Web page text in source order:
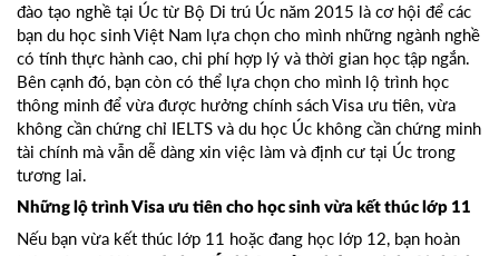
đào tạo nghề tại Úc từ Bộ Di trú Úc năm 2015 là cơ hội để các
bạn du học sinh Việt Nam lựa chọn cho mình những ngành nghề
có tính thực hành cao, chi phí hợp lý và thời gian học tập ngắn.
Bên cạnh đó, bạn còn có thể lựa chọn cho mình lộ trình học
thông minh để vừa được hưởng chính sách Visa ưu tiên, vừa
không cần chứng chỉ IELTS và du học Úc không cần chứng minh
tài chính mà vẫn dễ dàng xin việc làm và định cư tại Úc trong
tương lai.
Những lộ trình Visa ưu tiên cho học sinh vừa kết thúc lớp 11
Nếu bạn vừa kết thúc lớp 11 hoặc đang học lớp 12, bạn hoàn